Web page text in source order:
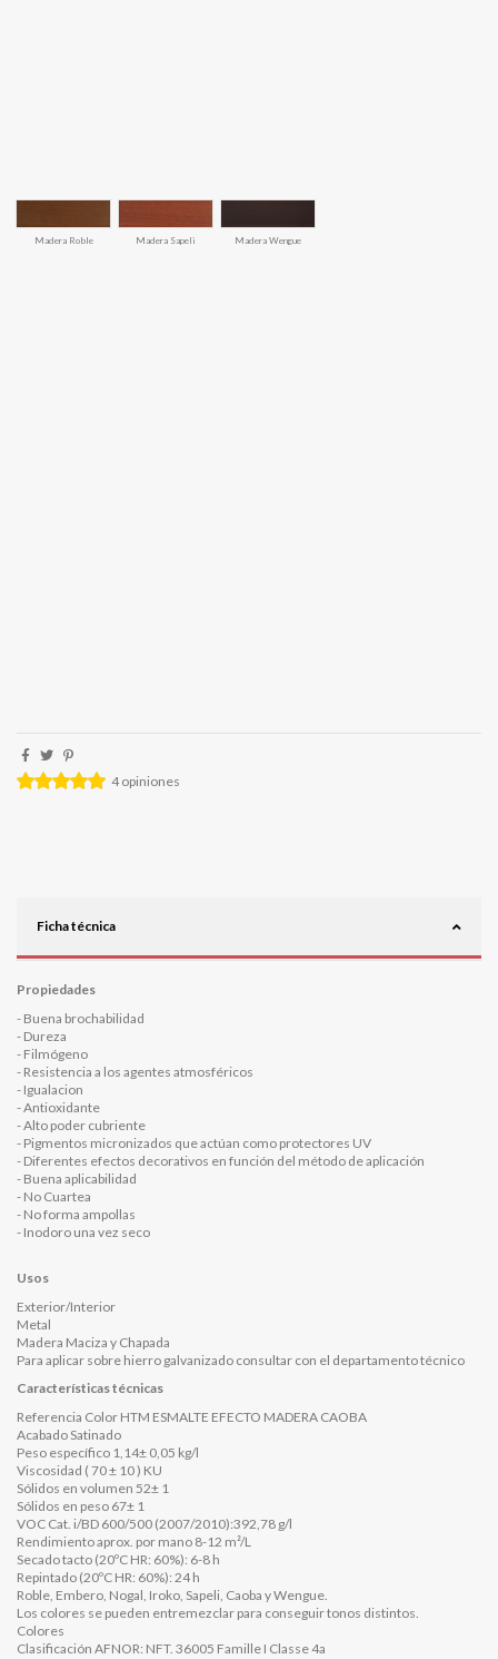
Madera Roble Madera Sapeli Madera Wengue
4opiniones
Ficha técnica
Propiedades
- Buena brochabilidad
- Dureza
- Filmógeno
- Resistencia a los agentes atmosféricos
- Igualacion
- Antioxidante
- Alto poder cubriente
- Pigmentos micronizados que actúan como protectores UV
- Diferentes efectos decorativos en función del método de aplicación
- Buena aplicabilidad
- No Cuartea
- No forma ampollas
- Inodoro una vez seco
Usos
Exterior/Interior
Metal
Madera Maciza y Chapada
Para aplicar sobre hierro galvanizado consultar con el departamento técnico
Características técnicas
Referencia Color HTM ESMALTE EFECTO MADERA CAOBA
Acabado Satinado
Peso específico 1,14± 0,05 kg/l
Viscosidad ( 70 ± 10 ) KU
Sólidos en volumen 52± 1
Sólidos en peso 67± 1
VOC Cat. i/BD 600/500 (2007/2010):392,78 g/l
Rendimiento aprox. por mano 8-12 m²/L
Secado tacto (20ºC HR: 60%): 6-8 h
Repintado (20ºC HR: 60%): 24 h
Roble, Embero, Nogal, Iroko, Sapeli, Caoba y Wengue.
Los colores se pueden entremezclar para conseguir tonos distintos.
Colores
Clasificación AFNOR: NFT. 36005 Famille I Classe 4a